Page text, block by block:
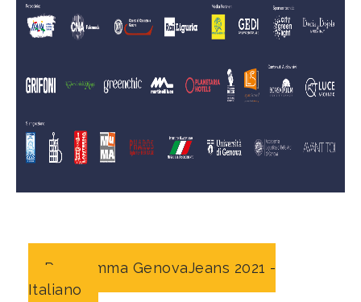
Programma GenovaJeans 2021 -
Italiano